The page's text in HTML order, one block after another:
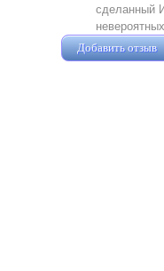
сделанный
Добавить отзыв